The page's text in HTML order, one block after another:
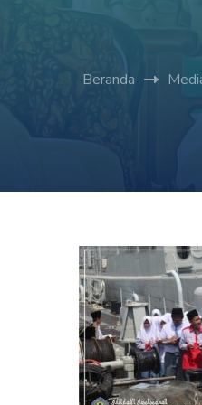
Beranda